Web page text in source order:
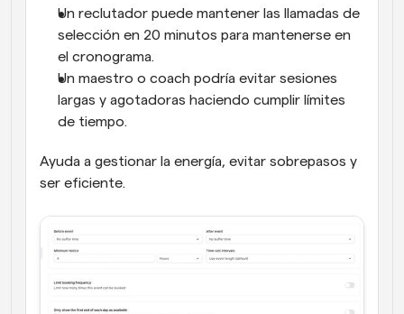
Un reclutador puede mantener las llamadas de
selección en 20 minutos para mantenerse en
el cronograma.
Un maestro o coach podría evitar sesiones
largas y agotadoras haciendo cumplir límites
de tiempo.
Ayuda a gestionar la energía, evitar sobrepasos y
ser eficiente.